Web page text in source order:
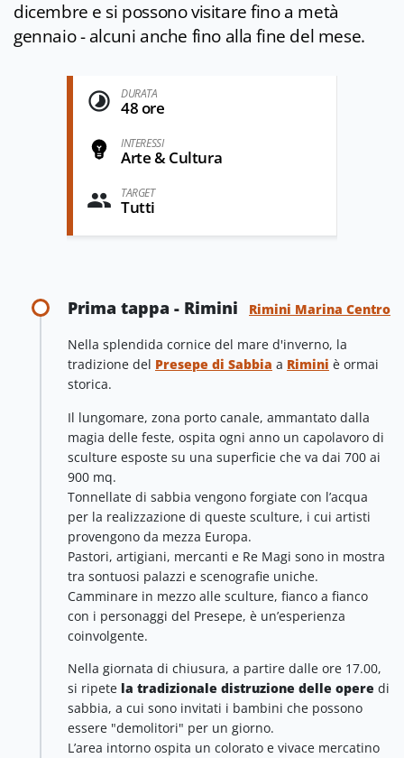
dicembre e si possono visitare fino a metà
gennaio - alcuni anche fino alla fine del mese.
DURATA
48 ore
INTERESSI
Arte & Cultura
TARGET
Tutti
Prima tappa - Rimini Rimini Marina Centro
Nella splendida cornice del mare d'inverno, la
tradizione del Presepe di Sabbia a Rimini è ormai
storica.
Il lungomare, zona porto canale, ammantato dalla
magia delle feste, ospita ogni anno un capolavoro di
sculture esposte su una superficie che va dai 700 ai
900 mq.
Tonnellate di sabbia vengono forgiate con l’acqua
per la realizzazione di queste sculture, i cui artisti
provengono da mezza Europa.
Pastori, artigiani, mercanti e Re Magi sono in mostra
tra sontuosi palazzi e scenografie uniche.
Camminare in mezzo alle sculture, fianco a fianco
con i personaggi del Presepe, è un’esperienza
coinvolgente.
Nella giornata di chiusura, a partire dalle ore 17.00,
si ripete la tradizionale distruzione delle opere di
sabbia, a cui sono invitati i bambini che possono
essere "demolitori" per un giorno.
L’area intorno ospita un colorato e vivace mercatino